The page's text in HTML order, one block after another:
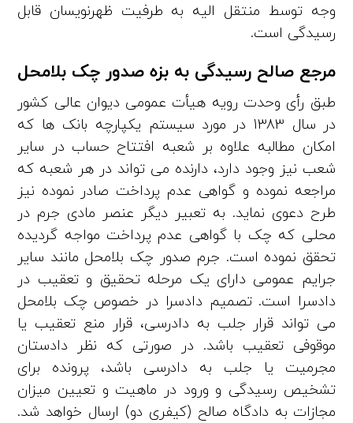
وجه توسط منتقل­ الیه به طرفیت ظهرنویسان قابل
رسیدگی است.
مرجع صالح رسیدگی به بزه صدور چک بلامحل
طبق رأی وحدت رویه هیأت عمومی دیوان عالی کشور
در سال 1383 در مورد سیستم یکپارچه بانک ­ها که
امکان مطالبه علاوه بر شعبه افتتاح حساب در سایر
شعب نیز وجود دارد، دارنده می ­تواند در هر شعبه که
مراجعه نموده و گواهی عدم پرداخت صادر نموده نیز
طرح دعوی نماید. به ­تعبیر دیگر عنصر مادی جرم در
محلی که چک با گواهی عدم پرداخت مواجه گردیده
تحقق نموده است. جرم صدور چک بلامحل مانند سایر
جرایم عمومی دارای یک مرحله تحقیق و تعقیب در
دادسرا است. تصمیم دادسرا در خصوص چک بلامحل
می تواند قرار جلب به دادرسی، قرار منع تعقیب یا
موقوفی تعقیب باشد. در صورتی که نظر دادستان
مجرمیت یا جلب به دادرسی باشد، پرونده برای
تشخیص رسیدگی و ورود در ماهیت و تعیین میزان
مجازات به دادگاه صالح (کیفری دو) ارسال خواهد شد.